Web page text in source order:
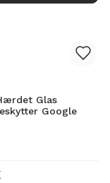
Glas
Google